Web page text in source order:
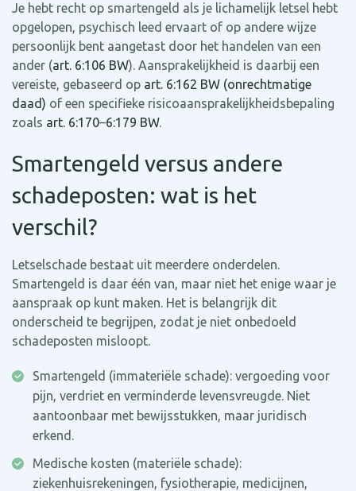
Je hebt recht op smartengeld als je lichamelijk letsel hebt
opgelopen, psychisch leed ervaart of op andere wijze
persoonlijk bent aangetast door het handelen van een
ander (art. 6:106 BW). Aansprakelijkheid is daarbij een
vereiste, gebaseerd op art. 6:162 BW (onrechtmatige
daad) of een specifieke risicoaansprakelijkheidsbepaling
zoals art. 6:170–6:179 BW.
Smartengeld versus andere
schadeposten: wat is het
verschil?
Letselschade bestaat uit meerdere onderdelen.
Smartengeld is daar één van, maar niet het enige waar je
aanspraak op kunt maken. Het is belangrijk dit
onderscheid te begrijpen, zodat je niet onbedoeld
schadeposten misloopt.
Smartengeld (immateriële schade): vergoeding voor
pijn, verdriet en verminderde levensvreugde. Niet
aantoonbaar met bewijsstukken, maar juridisch
erkend.
Medische kosten (materiële schade):
ziekenhuisrekeningen, fysiotherapie, medicijnen,